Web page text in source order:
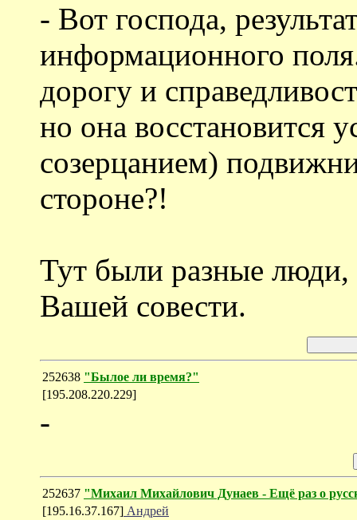
- Вот господа,
информационного
дорогу и
но она восстановится
созерцанием)
стороне?!
Тут были разные
Вашей совести.
252638 "Былое ли время?"
[195.208.220.229]
-
252637 "Михаил Михайлович Дунаев - Ещё раз о
[195.16.37.167] Андрей